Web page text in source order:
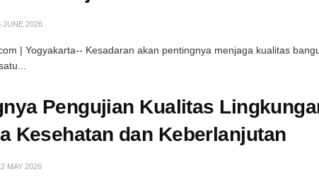
2026
| Yogyakarta-- Kesadaran akan pentingnya menjaga kualitas
Pengujian Kualitas
Kesehatan dan Keberlanjutan
MAY 2026